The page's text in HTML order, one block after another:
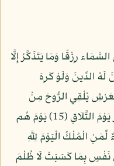
رِزْقًا وَمَا يَتَذَكَّرُ إِلَّا
لَهُ الدِّينَ وَلَوْ كَرِهَ
ذُو الْعَرْشِ يُلْقِي الرُّوحَ مِنْ
أَمْرِهِ عَلَى مَن يَشَاء مِنْ عِبَادِهِ لِيُنذِرَ يَوْمَ التَّلَاقِ (15) يَوْمَ هُم
الْمُلْكُ الْيَوْمَ لِلَّهِ
تُجْزَى كُلُّ نَفْسٍ بِمَا كَسَبَتْ لَا ظُلْمَ